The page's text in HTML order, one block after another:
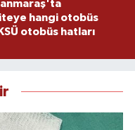
hangi otobüs
otobüs hatları